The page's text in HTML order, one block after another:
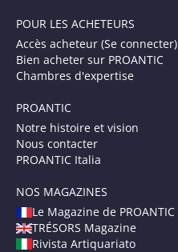
POUR LES ACHETEURS
Accès acheteur (Se connecter)
Bien acheter sur PROANTIC
Chambres d'expertise
PROANTIC
Notre histoire et vision
Nous contacter
PROANTIC Italia
NOS MAGAZINES
Le Magazine de PROANTIC
TRÉSORS Magazine
Rivista Artiquariato